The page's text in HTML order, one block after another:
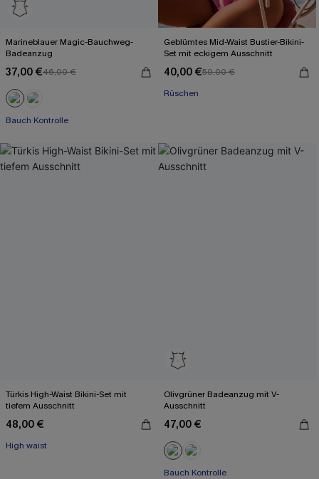
Marineblauer Magic-Bauchweg-
Badeanzug
37,00 €46,00 €
Bauch Kontrolle
Geblümtes Mid-Waist Bustier-Bikini-
Set mit eckigem Ausschnitt
40,00 €50,00 €
Rüschen
Türkis High-Waist Bikini-Set mit
tiefem Ausschnitt
48,00 €
High waist
Olivgrüner Badeanzug mit V-
Ausschnitt
47,00 €
Bauch Kontrolle